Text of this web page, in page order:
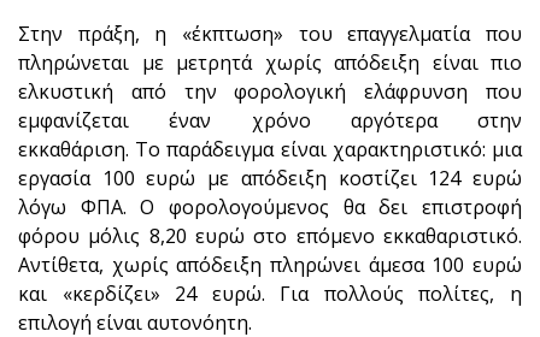
Στην πράξη, η «έκπτωση» του επαγγελματία που
πληρώνεται με μετρητά χωρίς απόδειξη είναι πιο
ελκυστική από την φορολογική ελάφρυνση που
εμφανίζεται έναν χρόνο αργότερα στην
εκκαθάριση. Το παράδειγμα είναι χαρακτηριστικό: μια
εργασία 100 ευρώ με απόδειξη κοστίζει 124 ευρώ
λόγω ΦΠΑ. Ο φορολογούμενος θα δει επιστροφή
φόρου μόλις 8,20 ευρώ στο επόμενο εκκαθαριστικό.
Αντίθετα, χωρίς απόδειξη πληρώνει άμεσα 100 ευρώ
και «κερδίζει» 24 ευρώ. Για πολλούς πολίτες, η
επιλογή είναι αυτονόητη.